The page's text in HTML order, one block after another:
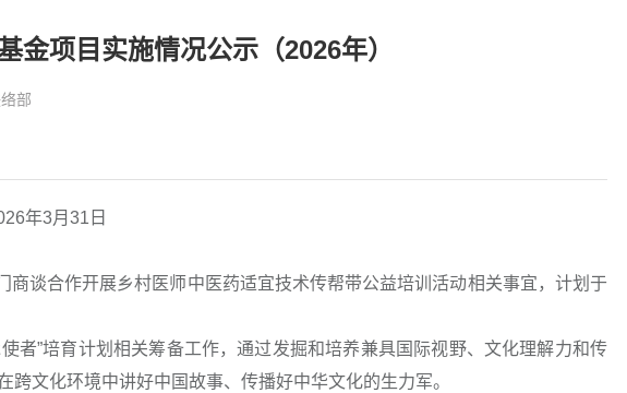
金项目实施情况公示（2026年）
部
年3月31日
商谈合作开展乡村医师中医药适宜技术传帮带公益培训活动相关事宜，计划于
者”培育计划相关筹备工作，通过发掘和培养兼具国际视野、文化理解力和传
跨文化环境中讲好中国故事、传播好中华文化的生力军。